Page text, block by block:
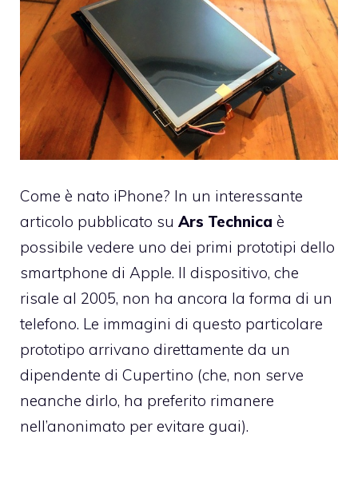
Come è nato iPhone? In un interessante
articolo pubblicato su Ars Technica è
possibile vedere uno dei primi prototipi dello
smartphone di Apple. Il dispositivo, che
risale al 2005, non ha ancora la forma di un
telefono. Le immagini di questo particolare
prototipo arrivano direttamente da un
dipendente di Cupertino (che, non serve
neanche dirlo, ha preferito rimanere
nell’anonimato per evitare guai).